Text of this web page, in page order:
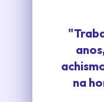
na